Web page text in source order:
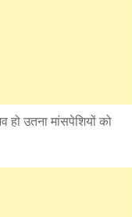
उतना मांसपेशियों को